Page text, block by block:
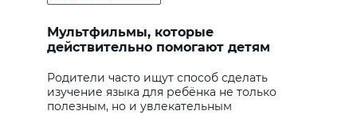
Мультфильмы, которые
действительно помогают детям
Родители часто ищут способ сделать
изучение языка для ребёнка не только
полезным, но и увлекательным